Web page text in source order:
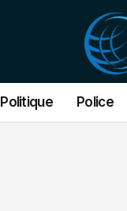
Politique Police